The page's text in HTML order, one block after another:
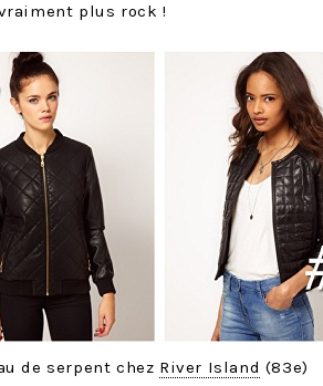
plus rock !
de serpent chez River Island (83e)